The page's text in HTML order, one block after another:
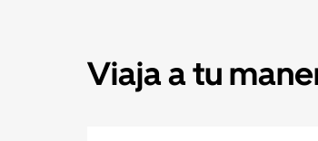
Viaja a tu